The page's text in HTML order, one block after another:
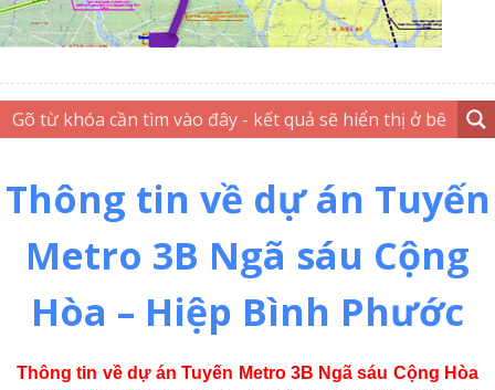
Thông tin về dự án Tuyến
Metro 3B Ngã sáu Cộng
Hòa – Hiệp Bình Phước
Thông tin về dự án Tuyến Metro 3B Ngã sáu Cộng Hòa